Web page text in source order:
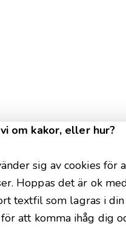
om kakor, eller hur?
sig av cookies för
Hoppas det är ok
textfil som lagras i
att komma ihåg dig